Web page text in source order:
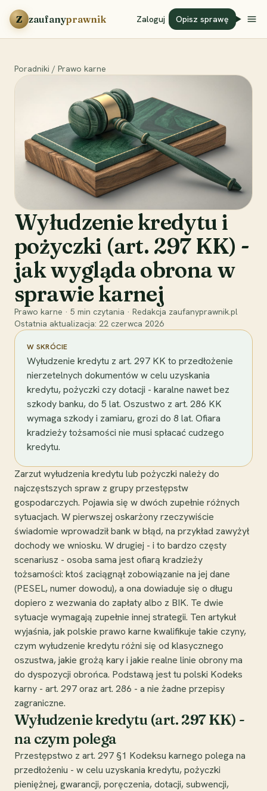
Przejdź do treści
Z zaufanyprawnik Zaloguj Opisz sprawę
Poradniki / Prawo karne
Wyłudzenie kredytu i
pożyczki (art. 297 KK) -
jak wygląda obrona w
sprawie karnej
Prawo karne · 5 min czytania · Redakcja zaufanyprawnik.pl
Ostatnia aktualizacja: 22 czerwca 2026
W SKRÓCIE
Wyłudzenie kredytu z art. 297 KK to przedłożenie
nierzetelnych dokumentów w celu uzyskania
kredytu, pożyczki czy dotacji - karalne nawet bez
szkody banku, do 5 lat. Oszustwo z art. 286 KK
wymaga szkody i zamiaru, grozi do 8 lat. Ofiara
kradzieży tożsamości nie musi spłacać cudzego
kredytu.
Zarzut wyłudzenia kredytu lub pożyczki należy do
najczęstszych spraw z grupy przestępstw
gospodarczych. Pojawia się w dwóch zupełnie różnych
sytuacjach. W pierwszej oskarżony rzeczywiście
świadomie wprowadził bank w błąd, na przykład zawyżył
dochody we wniosku. W drugiej - i to bardzo częsty
scenariusz - osoba sama jest ofiarą kradzieży
tożsamości: ktoś zaciągnął zobowiązanie na jej dane
(PESEL, numer dowodu), a ona dowiaduje się o długu
dopiero z wezwania do zapłaty albo z BIK. Te dwie
sytuacje wymagają zupełnie innej strategii. Ten artykuł
wyjaśnia, jak polskie prawo karne kwalifikuje takie czyny,
czym wyłudzenie kredytu różni się od klasycznego
oszustwa, jakie grożą kary i jakie realne linie obrony ma
do dyspozycji obrońca. Podstawą jest tu polski Kodeks
karny - art. 297 oraz art. 286 - a nie żadne przepisy
zagraniczne.
Wyłudzenie kredytu (art. 297 KK) -
na czym polega
Przestępstwo z art. 297 §1 Kodeksu karnego polega na
przedłożeniu - w celu uzyskania kredytu, pożyczki
pieniężnej, gwarancji, poręczenia, dotacji, subwencji,